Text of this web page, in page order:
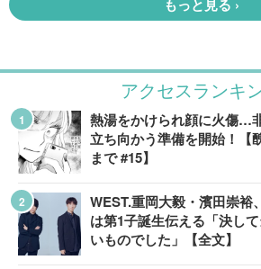
アクセスランキ
熱湯をかけられ顔に火傷…
立ち向かう準備を開始！【
まで #15】
WEST.重岡大毅・濱田崇裕
は第1子誕生伝える「決し
いものでした」【全文】